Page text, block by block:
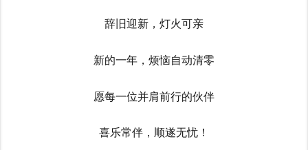
辞旧迎新，灯火可亲
新的一年，烦恼自动清零
愿每一位并肩前行的伙伴
喜乐常伴，顺遂无忧！